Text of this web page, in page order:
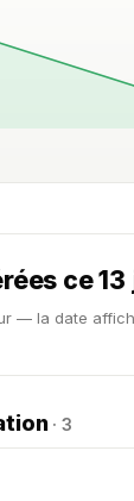
ce
— la date
· 3